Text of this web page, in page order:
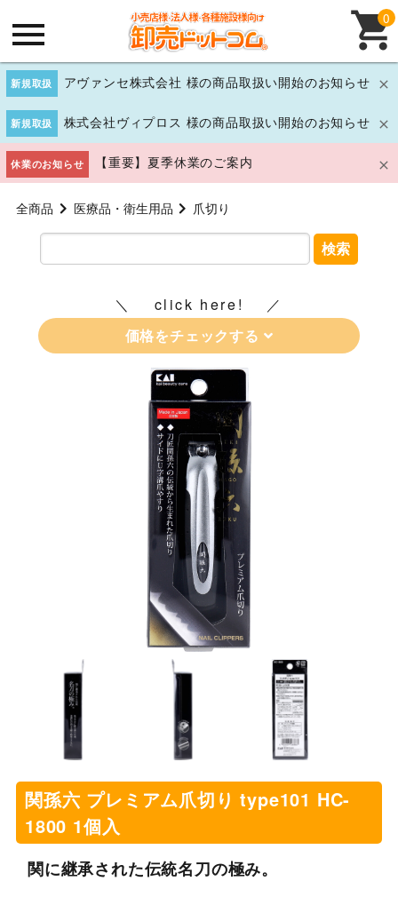
新規取扱 アヴァンセ株式会社 様の商品取扱い開始のお知らせ
新規取扱 株式会社ヴィプロス 様の商品取扱い開始のお知らせ
休業のお知らせ 【重要】夏季休業のご案内
0
全商品 医療品・衛生用品 爪切り
検索
click here!
価格をチェックする
関孫六 プレミアム爪切り type101 HC-
1800 1個入
関に継承された伝統名刀の極み。